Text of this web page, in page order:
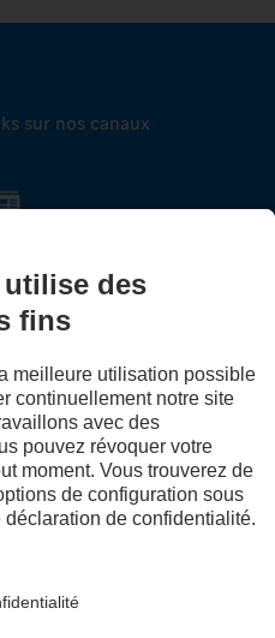
sur nos canaux
avec d’autres routiers